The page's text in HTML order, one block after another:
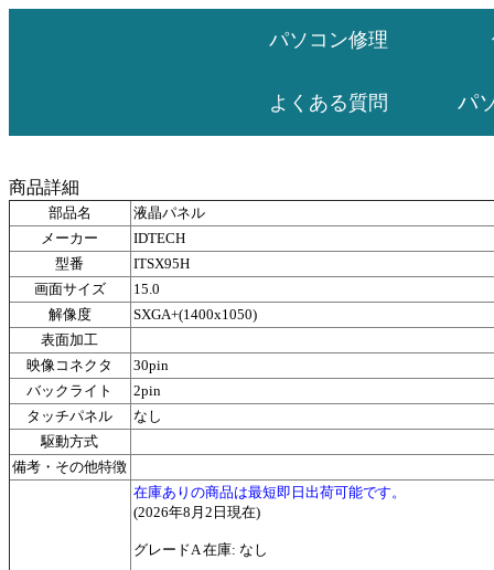
パソコン修理
よくある質問 パ
商品詳細
部品名
液晶パネル
メーカー
IDTECH
型番
ITSX95H
画面サイズ
15.0
解像度
SXGA+(1400x1050)
表面加工
映像コネクタ
30pin
バックライト
2pin
タッチパネル
なし
駆動方式
備考・その他特徴
在庫ありの商品は最短即日出荷可能です。
(2026年8月2日現在)
グレードA 在庫: なし